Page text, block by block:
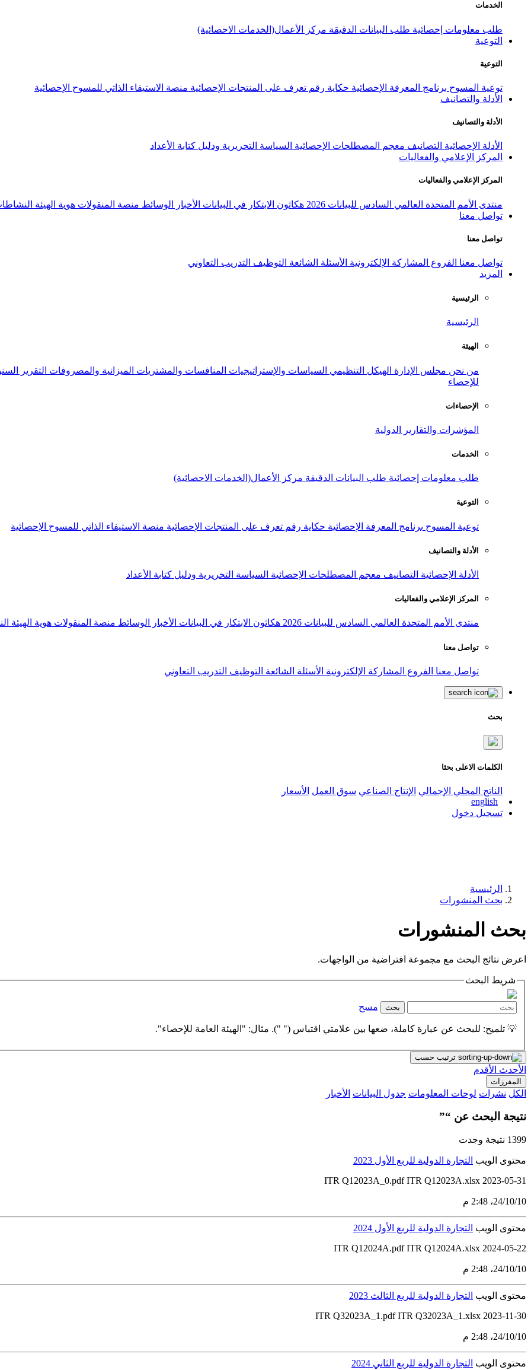
الخدمات
طلب معلومات إحصائية طلب البيانات الدقيقة مركز الأعمال(الخدمات الاحصائية)
التوعية
التوعية
توعية المسوح برنامج المعرفة الإحصائية حكاية رقم تعرف على المنتجات الإحصائية منصة الاستيفاء الذاتي للمسوح الإحصائية
الأدلة والتصانيف
الأدلة والتصانيف
الأدلة الإحصائية التصانيف معجم المصطلحات الإحصائية السياسة التحريرية ودليل كتابة الأعداد
المركز الإعلامي والفعاليات
المركز الإعلامي والفعاليات
منتدى الأمم المتحدة العالمي السادس للبيانات 2026 هكاثون الابتكار في البيانات الأخبار الوسائط منصة المنقولات هوية الهيئة
تواصل معنا
تواصل معنا
تواصل معنا الفروع المشاركة الإلكترونية الأسئلة الشائعة التوظيف التدريب التعاوني
المزيد
الرئيسية
الرئيسية
الهيئة
من نحن مجلس الإدارة الهيكل التنظيمي السياسات والإستراتيجيات المنافسات والمشتريات الميزانية والمصروفات التقرير
للإحصاء
الإحصاءات
المؤشرات والتقارير الدولية
الخدمات
طلب معلومات إحصائية طلب البيانات الدقيقة مركز الأعمال(الخدمات الاحصائية)
التوعية
توعية المسوح برنامج المعرفة الإحصائية حكاية رقم تعرف على المنتجات الإحصائية منصة الاستيفاء الذاتي للمسوح الإحصائية
الأدلة والتصانيف
الأدلة الإحصائية التصانيف معجم المصطلحات الإحصائية السياسة التحريرية ودليل كتابة الأعداد
المركز الإعلامي والفعاليات
منتدى الأمم المتحدة العالمي السادس للبيانات 2026 هكاثون الابتكار في البيانات الأخبار الوسائط منصة المنقولات هوية الهيئة
تواصل معنا
تواصل معنا الفروع المشاركة الإلكترونية الأسئلة الشائعة التوظيف التدريب التعاوني
بحث
الكلمات الاعلى بحثا
الناتج المحلي الإجمالي الإنتاج الصناعي سوق العمل الأسعار
english
تسجيل دخول
الرئيسية
بحث المنشورات
بحث المنشورات
اعرض نتائج البحث مع مجموعة افتراضية من الواجهات.
شريط البحث
بحث مسح
💡 تلميح: للبحث عن عبارة كاملة، ضعها بين علامتي اقتباس (" "). مثال: "الهيئة العامة للإحصاء".
ترتيب حسب
الأحدث الأقدم
المفرزات
الكل نشرات لوحات المعلومات جدول البيانات الأخبار
نتيجة البحث عن “”
1399 نتيجة وجدت
محتوى الويب التجارة الدولية للربع الأول 2023
ITR Q12023A_0.pdf ITR Q12023A.xlsx 2023-05-31
10‏/10‏/24، 2:48 م
محتوى الويب التجارة الدولية للربع الأول 2024
2024-05-22 ITR Q12024A.pdf ITR Q12024A.xlsx
10‏/10‏/24، 2:48 م
محتوى الويب التجارة الدولية للربع الثالث 2023
ITR Q32023A_1.pdf ITR Q32023A_1.xlsx 2023-11-30
10‏/10‏/24، 2:48 م
محتوى الويب التجارة الدولية للربع الثاني 2024